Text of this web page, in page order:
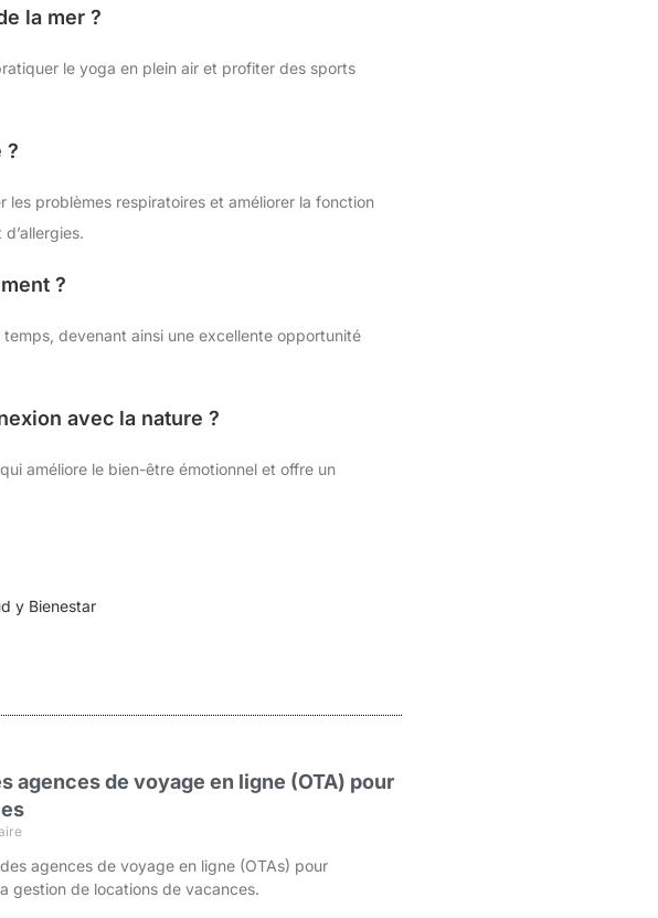
la mer ?
le yoga en plein air et profiter des sports
?
les problèmes respiratoires et améliorer la fonction
?
devenant ainsi une excellente opportunité
avec la nature ?
améliore le bien-être émotionnel et offre un
y Bienestar
agences de voyage en ligne (OTA) pour
agences de voyage en ligne (OTAs) pour
gestion de locations de vacances.